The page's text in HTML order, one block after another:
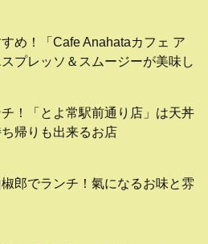
め！「Cafe Anahataカフェ ア
プレッソ＆スムージーが美味し
！「とよ常駅前通り店」は天丼
帰りも出来るお店
椒郎でランチ！氣になるお味と雰